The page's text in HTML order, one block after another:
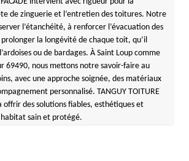
de zinguerie et l’entretien des toitures. Notre
l’étanchéité, à renforcer l’évacuation des
la longévité de chaque toit, qu’il
ou de bardages. À Saint Loup comme
69490, nous mettons notre savoir-faire au
avec une approche soignée, des matériaux
personnalisé. TANGUY TOITURE
à offrir des solutions fiables, esthétiques et
sain et protégé.